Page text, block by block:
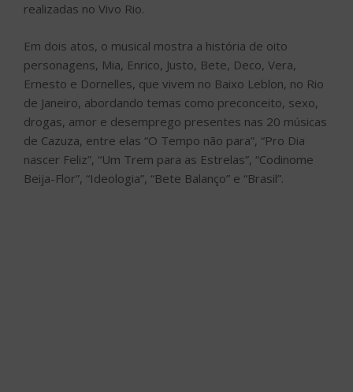
realizadas no Vivo Rio.
Em dois atos, o musical mostra a história de oito
personagens, Mia, Enrico, Justo, Bete, Deco, Vera,
Ernesto e Dornelles, que vivem no Baixo Leblon, no Rio
de Janeiro, abordando temas como preconceito, sexo,
drogas, amor e desemprego presentes nas 20 músicas
de Cazuza, entre elas “O Tempo não para”, “Pro Dia
nascer Feliz”, “Um Trem para as Estrelas”, “Codinome
Beija-Flor”, “Ideologia”, “Bete Balanço” e “Brasil”.